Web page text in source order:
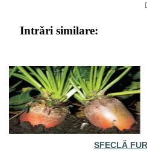
Intrări similare:
SFECLĂ